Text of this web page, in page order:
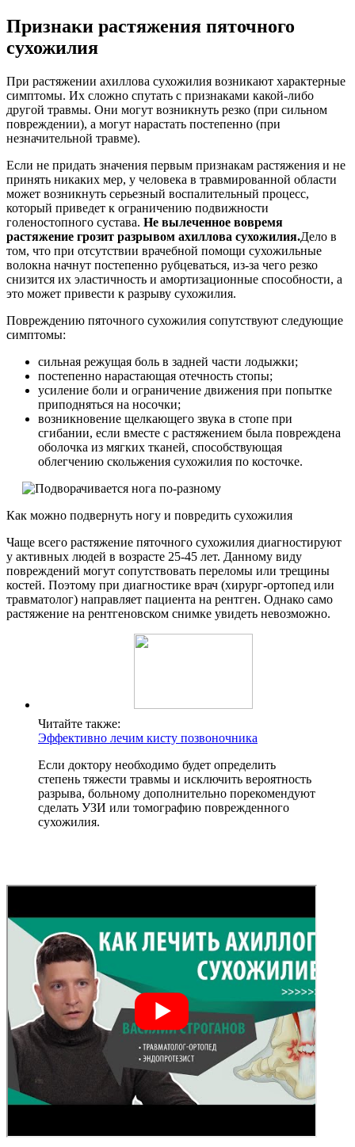
Признаки растяжения пяточного
сухожилия
При растяжении ахиллова сухожилия возникают характерные
симптомы. Их сложно спутать с признаками какой-либо
другой травмы. Они могут возникнуть резко (при сильном
повреждении), а могут нарастать постепенно (при
незначительной травме).
Если не придать значения первым признакам растяжения и не
принять никаких мер, у человека в травмированной области
может возникнуть серьезный воспалительный процесс,
который приведет к ограничению подвижности
голеностопного сустава. Не вылеченное вовремя
растяжение грозит разрывом ахиллова сухожилия.Дело в
том, что при отсутствии врачебной помощи сухожильные
волокна начнут постепенно рубцеваться, из-за чего резко
снизится их эластичность и амортизационные способности, а
это может привести к разрыву сухожилия.
Повреждению пяточного сухожилия сопутствуют следующие
симптомы:
сильная режущая боль в задней части лодыжки;
постепенно нарастающая отечность стопы;
усиление боли и ограничение движения при попытке
приподняться на носочки;
возникновение щелкающего звука в стопе при
сгибании, если вместе с растяжением была повреждена
оболочка из мягких тканей, способствующая
облегчению скольжения сухожилия по косточке.
Как можно подвернуть ногу и повредить сухожилия
Чаще всего растяжение пяточного сухожилия диагностируют
у активных людей в возрасте 25-45 лет. Данному виду
повреждений могут сопутствовать переломы или трещины
костей. Поэтому при диагностике врач (хирург-ортопед или
травматолог) направляет пациента на рентген. Однако само
растяжение на рентгеновском снимке увидеть невозможно.
Читайте также:
Эффективно лечим кисту позвоночника
Если доктору необходимо будет определить
степень тяжести травмы и исключить вероятность
разрыва, больному дополнительно порекомендуют
сделать УЗИ или томографию поврежденного
сухожилия.